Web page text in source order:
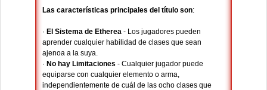
Las características principales del título son:
· El Sistema de Etherea - Los jugadores pueden
aprender cualquier habilidad de clases que sean
ajenoa a la suya.
· No hay Limitaciones - Cualquier jugador puede
equiparse con cualquier elemento o arma,
independientemente de cuál de las ocho clases que